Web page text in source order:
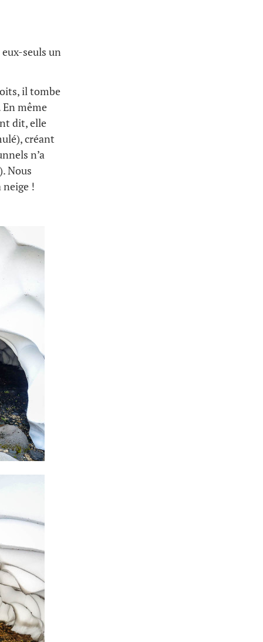
seuls un
il tombe
même
dit, elle
créant
n’a
Nous
!